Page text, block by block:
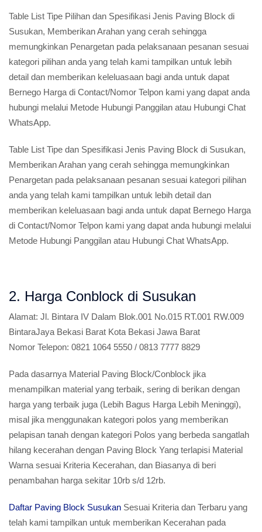
Table List Tipe Pilihan dan Spesifikasi Jenis Paving Block di
Susukan, Memberikan Arahan yang cerah sehingga
memungkinkan Penargetan pada pelaksanaan pesanan sesuai
kategori pilihan anda yang telah kami tampilkan untuk lebih
detail dan memberikan keleluasaan bagi anda untuk dapat
Bernego Harga di Contact/Nomor Telpon kami yang dapat anda
hubungi melalui Metode Hubungi Panggilan atau Hubungi Chat
WhatsApp.
Table List Tipe dan Spesifikasi Jenis Paving Block di Susukan,
Memberikan Arahan yang cerah sehingga memungkinkan
Penargetan pada pelaksanaan pesanan sesuai kategori pilihan
anda yang telah kami tampilkan untuk lebih detail dan
memberikan keleluasaan bagi anda untuk dapat Bernego Harga
di Contact/Nomor Telpon kami yang dapat anda hubungi melalui
Metode Hubungi Panggilan atau Hubungi Chat WhatsApp.
2. Harga Conblock di Susukan
Alamat: Jl. Bintara IV Dalam Blok.001 No.015 RT.001 RW.009
BintaraJaya Bekasi Barat Kota Bekasi Jawa Barat
Nomor Telepon: 0821 1064 5550 / 0813 7777 8829
Pada dasarnya Material Paving Block/Conblock jika
menampilkan material yang terbaik, sering di berikan dengan
harga yang terbaik juga (Lebih Bagus Harga Lebih Meninggi),
misal jika menggunakan kategori polos yang memberikan
pelapisan tanah dengan kategori Polos yang berbeda sangatlah
hilang kecerahan dengan Paving Block Yang terlapisi Material
Warna sesuai Kriteria Kecerahan, dan Biasanya di beri
penambahan harga sekitar 10rb s/d 12rb.
Daftar Paving Block Susukan Sesuai Kriteria dan Terbaru yang
telah kami tampilkan untuk memberikan Kecerahan pada